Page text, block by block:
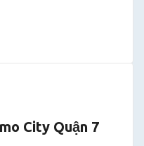
City Quận 7